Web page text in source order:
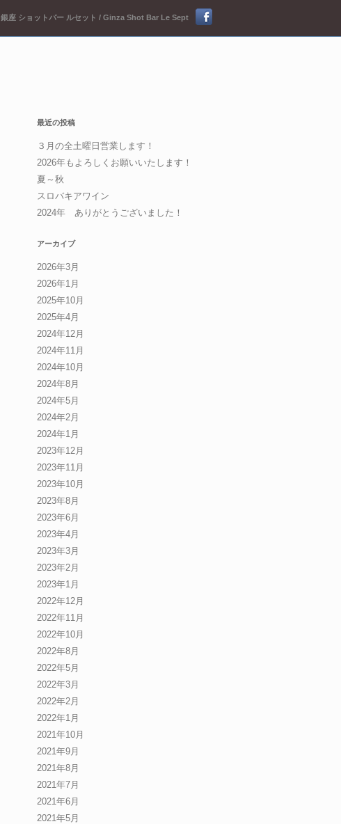
銀座 ショットバー ルセット / Ginza Shot Bar Le Sept
最近の投稿
３月の全土曜日営業します！
2026年もよろしくお願いいたします！
夏～秋
スロバキアワイン
2024年 ありがとうございました！
アーカイブ
2026年3月
2026年1月
2025年10月
2025年4月
2024年12月
2024年11月
2024年10月
2024年8月
2024年5月
2024年2月
2024年1月
2023年12月
2023年11月
2023年10月
2023年8月
2023年6月
2023年4月
2023年3月
2023年2月
2023年1月
2022年12月
2022年11月
2022年10月
2022年8月
2022年5月
2022年3月
2022年2月
2022年1月
2021年10月
2021年9月
2021年8月
2021年7月
2021年6月
2021年5月